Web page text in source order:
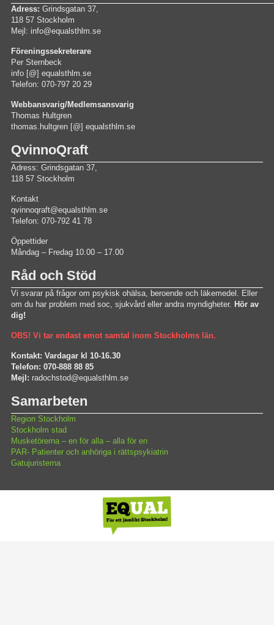
Adress: Grindsgatan 37,
118 57 Stockholm
Mejl: info@equalsthlm.se
Föreningssekreterare
Per Sternbeck
info [@] equalsthlm.se
Telefon: 070-797 20 29
Webbansvarig/Medlemsansvarig
Thomas Hultgren
thomas.hultgren [@] equalsthlm.se
QvinnoQraft
Adress: Grindsgatan 37,
118 57 Stockholm
Kontakt
qvinnoqraft@equalsthlm.se
Telefon: 070-792 41 78
Öppettider
Måndag – Fredag 10.00 – 17.00
Råd och Stöd
Vi svarar på frågor om psykisk ohälsa, beroende och läkemedel. Eller
om du har problem med soc, sjukvård eller andra myndigheter. Hör av
dig!
OBS! Vi tar endast emot samtal inom Stockholms län.
Kontakt: Vardagar kl 10-16.30
Telefon: 070-888 88 85
Mejl: radochstod@equalsthlm.se
Samarbeten
Region Stockholm
Stockholm stad
Musketörerna – en för alla – alla för en
PAR- Patienter och anhöriga i rättspsykiatrin
Gatujuristerna